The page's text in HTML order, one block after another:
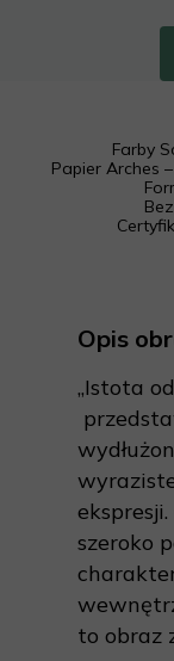
Farby
Papier Arches
Opis
„Istota
szeroko
to obraz